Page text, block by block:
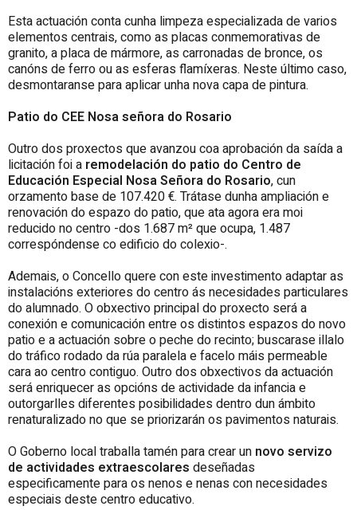
Esta actuación conta cunha limpeza especializada de varios
elementos centrais, como as placas conmemorativas de
granito, a placa de mármore, as carronadas de bronce, os
canóns de ferro ou as esferas flamíxeras. Neste último caso,
desmontaranse para aplicar unha nova capa de pintura.
Patio do CEE Nosa señora do Rosario
Outro dos proxectos que avanzou coa aprobación da saída a
licitación foi a remodelación do patio do Centro de
Educación Especial Nosa Señora do Rosario, cun
orzamento base de 107.420 €. Trátase dunha ampliación e
renovación do espazo do patio, que ata agora era moi
reducido no centro -dos 1.687 m² que ocupa, 1.487
correspóndense co edificio do colexio-.
Ademais, o Concello quere con este investimento adaptar as
instalacións exteriores do centro ás necesidades particulares
do alumnado. O obxectivo principal do proxecto será a
conexión e comunicación entre os distintos espazos do novo
patio e a actuación sobre o peche do recinto; buscarase illalo
do tráfico rodado da rúa paralela e facelo máis permeable
cara ao centro contiguo. Outro dos obxectivos da actuación
será enriquecer as opcións de actividade da infancia e
outorgarlles diferentes posibilidades dentro dun ámbito
renaturalizado no que se priorizarán os pavimentos naturais.
O Goberno local traballa tamén para crear un novo servizo
de actividades extraescolares deseñadas
especificamente para os nenos e nenas con necesidades
especiais deste centro educativo.